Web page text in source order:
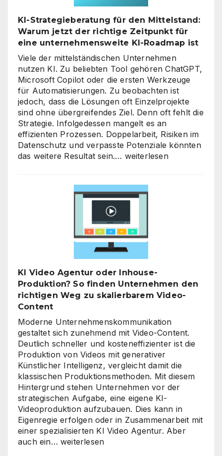
Level
heben
KI-Strategieberatung für den Mittelstand:
Warum jetzt der richtige Zeitpunkt für
eine unternehmensweite KI-Roadmap ist
Viele der mittelständischen Unternehmen
nutzen KI. Zu beliebten Tool gehören ChatGPT,
Microsoft Copilot oder die ersten Werkzeuge
für Automatisierungen. Zu beobachten ist
jedoch, dass die Lösungen oft Einzelprojekte
sind ohne übergreifendes Ziel. Denn oft fehlt die
Strategie. Infolgedessen mangelt es an
effizienten Prozessen. Doppelarbeit, Risiken im
Datenschutz und verpasste Potenziale könnten
das weitere Resultat sein.… KI-
den
Mittelstand:
jetzt
der
richtige
Zeitpunkt
eine
unternehmensweite
KI-
ist
weiterlesen
KI Video Agentur oder Inhouse-
Produktion? So finden Unternehmen den
richtigen Weg zu skalierbarem Video-
Content
Moderne Unternehmenskommunikation
gestaltet sich zunehmend mit Video-Content.
Deutlich schneller und kosteneffizienter ist die
Produktion von Videos mit generativer
Künstlicher Intelligenz, vergleicht damit die
klassischen Produktionsmethoden. Mit diesem
Hintergrund stehen Unternehmen vor der
strategischen Aufgabe, eine eigene KI-
Videoproduktion aufzubauen. Dies kann in
Eigenregie erfolgen oder in Zusammenarbeit mit
einer spezialisierten KI Video Agentur. Aber
auch ein… KI
weiterlesen